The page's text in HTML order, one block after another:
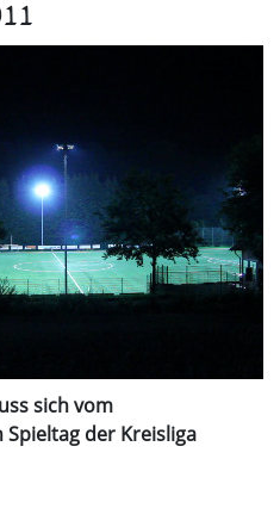
sich vom
der Kreisliga